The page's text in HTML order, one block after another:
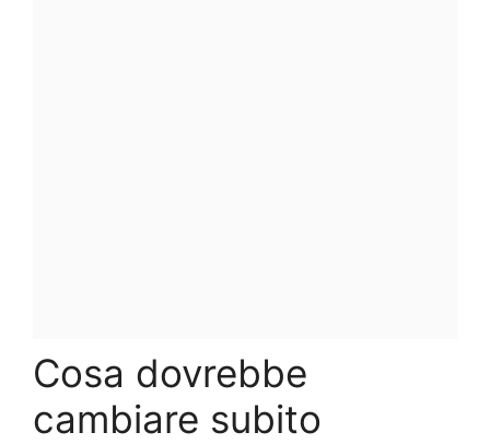
Cosa dovrebbe
cambiare subito